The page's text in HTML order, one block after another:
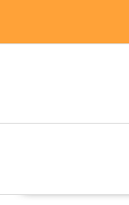
contenido